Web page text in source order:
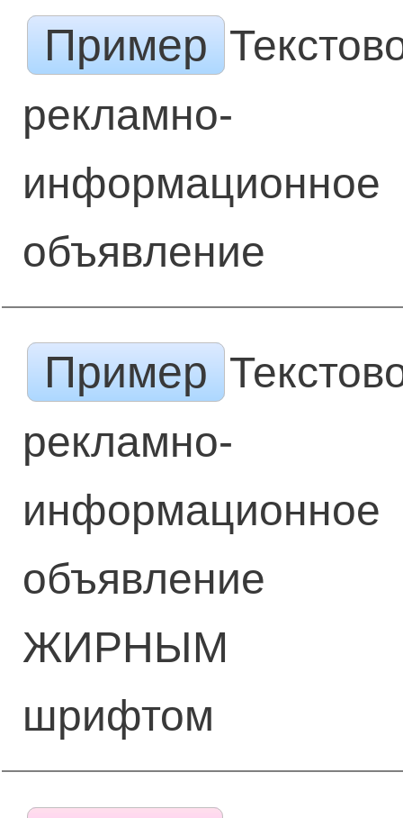
Пример
рекламно-
информационное
объявление
Пример
рекламно-
информационное
объявление
ЖИРНЫМ
шрифтом